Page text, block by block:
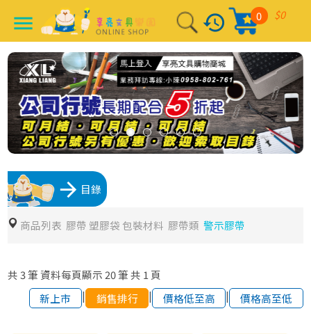
menu history $0
0
arrow_forward 目錄
商品列表 膠帶 塑膠袋 包裝材料 膠帶類 警示膠帶
共 3筆 資料每頁顯示 20筆 共 1頁
新上市
| 銷售排行 | 價格低至高 | 價格高至低